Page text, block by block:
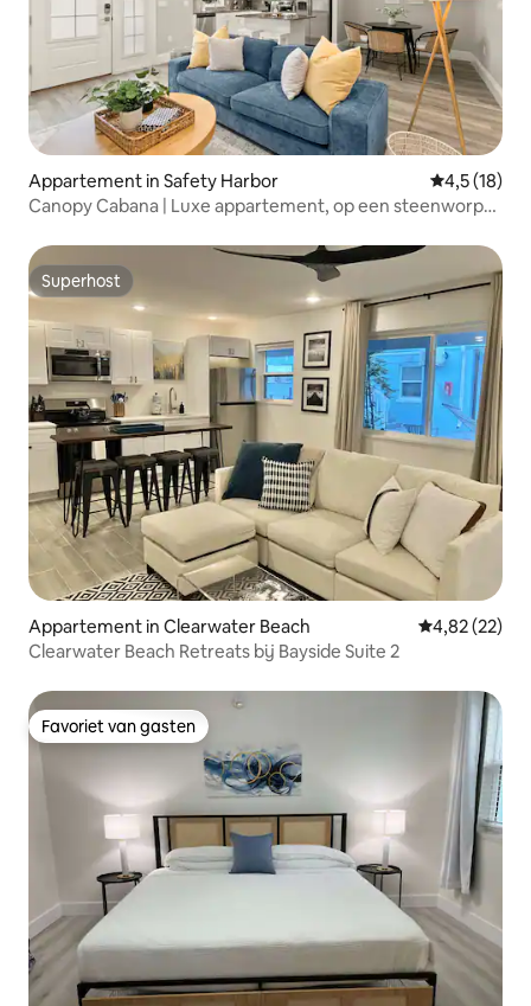
Appartement in Safety Harbor
4,5 (18)
Canopy Cabana | Luxe appartement, op een steenworp
Superhost
Superhost
Appartement in Clearwater Beach Gemiddelde
4,82 (22)
Clearwater Beach Retreats bij Bayside Suite 2
Favoriet van gasten
Favoriet van gasten